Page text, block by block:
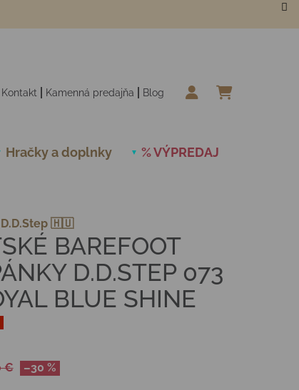
Kontakt Kamenná predajňa Blog
Hračky a doplnky % VÝPREDAJ
BAREFOOT
D.D.STEP 073
BLUE SHINE
D.D.Step 🇭🇺
€ –30 %